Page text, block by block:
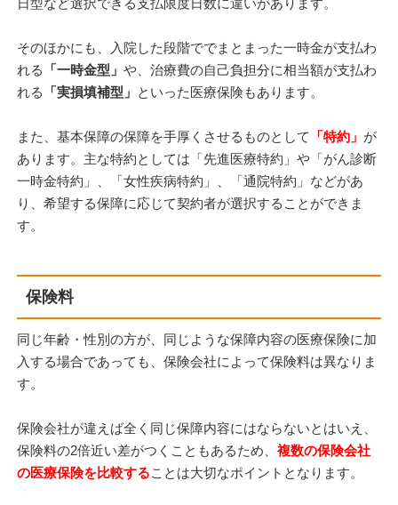
日型など選択できる支払限度日数に違いがあります。
そのほかにも、入院した段階ででまとまった一時金が支払わ
れる 「一時金型」 や、治療費の自己負担分に相当額が支払わ
れる 「実損填補型」 といった医療保険もあります。
また、基本保障の保障を手厚くさせるものとして 「特約」 が
あります。主な特約としては「先進医療特約」や「がん診断
一時金特約」、「女性疾病特約」、「通院特約」などがあ
り、希望する保障に応じて契約者が選択することができま
す。
保険料
同じ年齢・性別の方が、同じような保障内容の医療保険に加
入する場合であっても、保険会社によって保険料は異なりま
す。
保険会社が違えば全く同じ保障内容にはならないとはいえ、
保険料の2倍近い差がつくこともあるため、 複数の保険会社
の医療保険を比較することは大切なポイントとなります。